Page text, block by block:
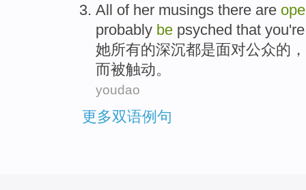
All of her musings there are
probably be psyched that you
她所有的深沉都是面对公众的，
而被触动。
youdao
更多双语例句